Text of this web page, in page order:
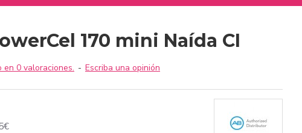
170 mini Naída CI
en 0 valoraciones. - Escriba una opinión